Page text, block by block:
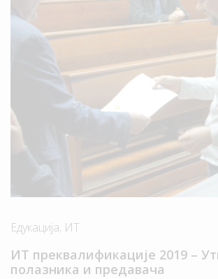
Едукација, ИТ
ИТ преквалификације 2019 –
полазника и предавача